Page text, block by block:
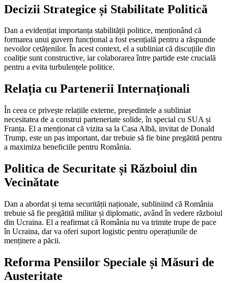
Decizii Strategice și Stabilitate Politică
Dan a evidențiat importanța stabilității politice, menționând că
formarea unui guvern funcțional a fost esențială pentru a răspunde
nevoilor cetățenilor. În acest context, el a subliniat că discuțiile din
coaliție sunt constructive, iar colaborarea între partide este crucială
pentru a evita turbulențele politice.
Relația cu Partenerii Internaționali
În ceea ce privește relațiile externe, președintele a subliniat
necesitatea de a construi parteneriate solide, în special cu SUA și
Franța. El a menționat că vizita sa la Casa Albă, invitat de Donald
Trump, este un pas important, dar trebuie să fie bine pregătită pentru
a maximiza beneficiile pentru România.
Politica de Securitate și Războiul din
Vecinătate
Dan a abordat și tema securității naționale, subliniind că România
trebuie să fie pregătită militar și diplomatic, având în vedere războiul
din Ucraina. El a reafirmat că România nu va trimite trupe de pace
în Ucraina, dar va oferi suport logistic pentru operațiunile de
menținere a păcii.
Reforma Pensiilor Speciale și Măsuri de
Austeritate